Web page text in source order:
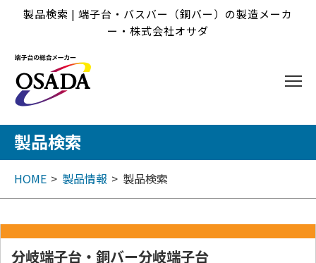
製品検索 | 端子台・バスバー（銅バー）の製造メーカ
ー・株式会社オサダ
製品検索
HOME 製品情報 製品検索
分岐端子台・銅バー分岐端子台